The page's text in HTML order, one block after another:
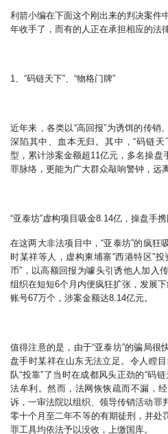
利箭小编在下面这个刚出来的判决案件
年收手了，而有的人正在承担相应的法
1、“码链天下”、“物格门牌”
近年来，各类以“高回报”为诱饵的传销
深陷其中、血本无归。其中，“码链天
型，累计涉案金额超11亿元，多名操盘
罪脉络，更能为广大群众敲响警钟，远
“亚泰坊”虚构项目吸金8.14亿，操盘手
在这两大非法项目中，“亚泰坊”的疯狂
时某祥等人，虚构柬埔寨“西港特区”
币”，以高额回报为噱头引诱他人加入
组织在短短6个月内便疯狂扩张，发展
账号67万个，涉案金额达8.14亿元。
值得注意的是，由于“亚泰坊”的骗局很
盘手时某祥在山东无法立足。令人瞠
队“投靠”了当时在成都风头正劲的“码
法牟利。然而，法网恢恢疏而不漏，
诉，一审法院以组织、领导传销活动罪
零十个月至二年不等的有期徒刑，并处
罪工具均依法予以没收，上缴国库。